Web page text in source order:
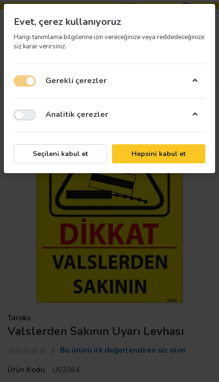
Taroks
Valslerden Sakının Uyarı Levhası
Bu ürünü ilk değerlendiren siz olun
Ürün Kodu
U02064
Evet, çerez kullanıyoruz
Hangi tanımlama bilgilerine izin vereceğinize veya reddedeceğinize
siz karar verirsiniz.
Gerekli çerezler
Analitik çerezler
Seçileni kabul et Hepsini kabul et